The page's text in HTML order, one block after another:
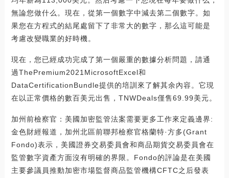
無論您做什么。現在，從第一個數字中減去第二個數字。如
果您在方程式的結尾處留下了非常大的數字，那么這可能是
考慮改變職業的好時機。
現在，您已經成功完成了第一個嚴重的數據分析問題，請通
過ThePremium2021MicrosoftExcel和
DataCertificationBundle提供的培訓來了解其余內容。它現
在以正常價格的數百美元出售，TNWDeals僅售69.99美元。
加州前檢察官：美國加密監管法案需要更多工作來定義邊界:
金色財經報道，加州北區前聯邦檢察官格蘭特·方多(Grant
Fondo)表示，美國證券交易委員會和商品期貨交易委員會在
監管數字資產方面沒有明確的界限。Fondo的評論是在美國
主要參議員推動加密市場監督商品監管機構CFTC之后發表